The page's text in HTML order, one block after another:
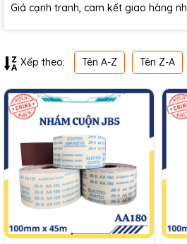
Giá cạnh tranh, cam kết giao hàng
Xếp theo: Tên A-Z Tên Z-A